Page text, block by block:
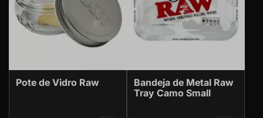
Pote de Vidro Raw
Bandeja de Metal Raw
Tray Camo Small